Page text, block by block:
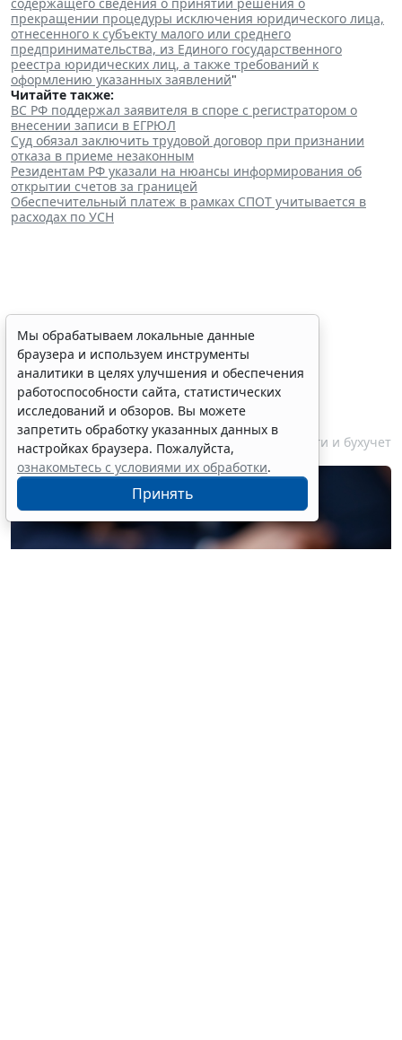
прекращении процедуры исключения юридического лица,
отнесенного к субъекту малого или среднего
предпринимательства, из Единого государственного
реестра юридических лиц, а также требований к
оформлению указанных заявлений"
Читайте также:
ВС РФ поддержал заявителя в споре с регистратором о
внесении записи в ЕГРЮЛ
Суд обязал заключить трудовой договор при признании
отказа в приеме незаконным
Резидентам РФ указали на нюансы информирования об
открытии счетов за границей
Обеспечительный платеж в рамках СПОТ учитывается в
расходах по УСН
Финансовый порог для
обязательного аудита
некоммерческих фондов
увеличили
7 августа 2026 17:36 Налоги и бухучет
Мы обрабатываем локальные данные
браузера и используем инструменты
аналитики в целях улучшения и обеспечения
работоспособности сайта, статистических
исследований и обзоров. Вы можете
запретить обработку указанных данных в
настройках браузера. Пожалуйста,
ознакомьтесь с условиями их обработки.
Принять